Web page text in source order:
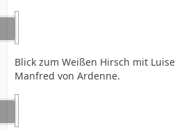
Blick zum Weißen Hirsch mit
Manfred von Ardenne.